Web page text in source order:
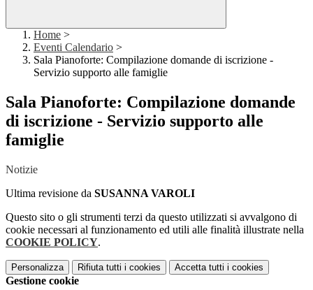
Home >
Eventi Calendario >
Sala Pianoforte: Compilazione domande di iscrizione -
Servizio supporto alle famiglie
Sala Pianoforte: Compilazione domande
di iscrizione - Servizio supporto alle
famiglie
Notizie
Ultima revisione da SUSANNA VAROLI
Questo sito o gli strumenti terzi da questo utilizzati si avvalgono di
cookie necessari al funzionamento ed utili alle finalità illustrate nella
COOKIE POLICY.
Personalizza Rifiuta tutti i cookies Accetta tutti i cookies
Gestione cookie